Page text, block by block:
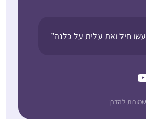
חיל ואת עלית על כלנה”